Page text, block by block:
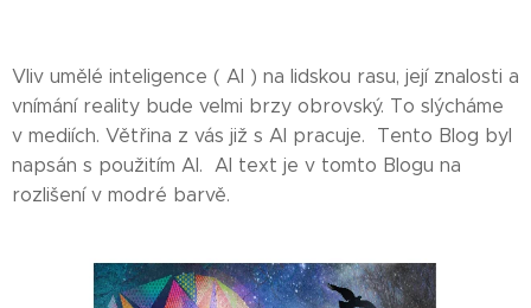
Vliv umělé inteligence ( AI ) na lidskou rasu, její znalosti a
vnímání reality bude velmi brzy obrovský. To slýcháme
v mediích. Větřina z vás již s AI pracuje. Tento Blog byl
napsán s použitím AI. AI text je v tomto Blogu na
rozlišení v modré barvě.